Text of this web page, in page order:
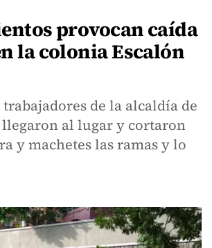
provocan caída
la colonia Escalón
de la alcaldía de
llegaron al lugar y cortaron
y machetes las ramas y lo